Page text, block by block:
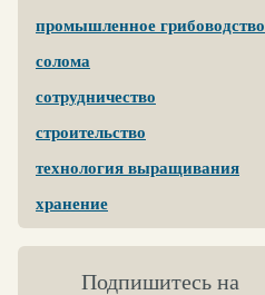
промышленное грибоводство
солома
сотрудничество
строительство
технология выращивания
хранение
Подпишитесь на